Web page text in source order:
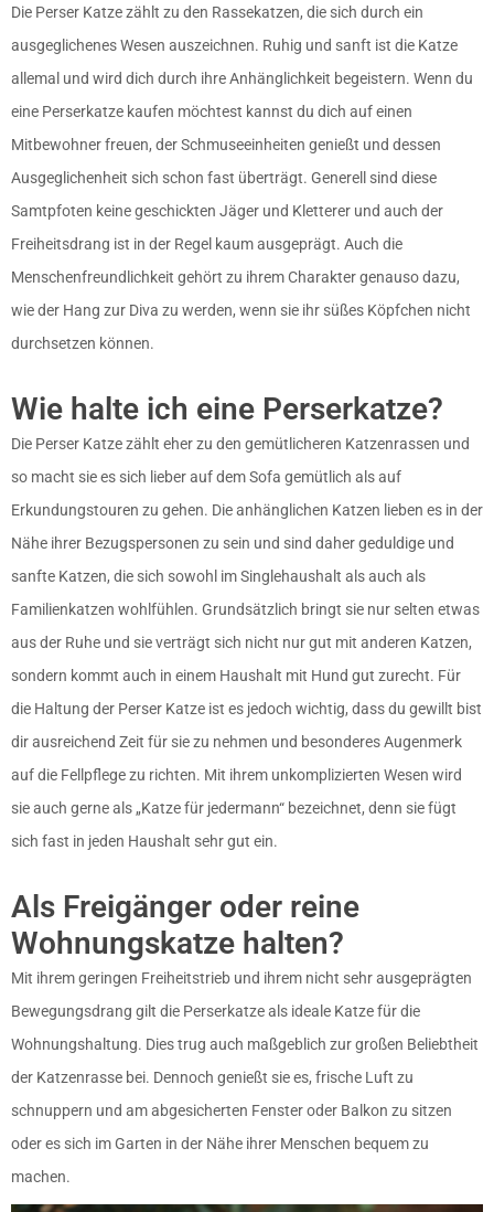
Die Perser Katze zählt zu den Rassekatzen, die sich durch ein
ausgeglichenes Wesen auszeichnen. Ruhig und sanft ist die Katze
allemal und wird dich durch ihre Anhänglichkeit begeistern. Wenn du
eine Perserkatze kaufen möchtest kannst du dich auf einen
Mitbewohner freuen, der Schmuseeinheiten genießt und dessen
Ausgeglichenheit sich schon fast überträgt. Generell sind diese
Samtpfoten keine geschickten Jäger und Kletterer und auch der
Freiheitsdrang ist in der Regel kaum ausgeprägt. Auch die
Menschenfreundlichkeit gehört zu ihrem Charakter genauso dazu,
wie der Hang zur Diva zu werden, wenn sie ihr süßes Köpfchen nicht
durchsetzen können.
Wie halte ich eine Perserkatze?
Die Perser Katze zählt eher zu den gemütlicheren Katzenrassen und
so macht sie es sich lieber auf dem Sofa gemütlich als auf
Erkundungstouren zu gehen. Die anhänglichen Katzen lieben es in der
Nähe ihrer Bezugspersonen zu sein und sind daher geduldige und
sanfte Katzen, die sich sowohl im Singlehaushalt als auch als
Familienkatzen wohlfühlen. Grundsätzlich bringt sie nur selten etwas
aus der Ruhe und sie verträgt sich nicht nur gut mit anderen Katzen,
sondern kommt auch in einem Haushalt mit Hund gut zurecht. Für
die Haltung der Perser Katze ist es jedoch wichtig, dass du gewillt bist
dir ausreichend Zeit für sie zu nehmen und besonderes Augenmerk
auf die Fellpflege zu richten. Mit ihrem unkomplizierten Wesen wird
sie auch gerne als „Katze für jedermann“ bezeichnet, denn sie fügt
sich fast in jeden Haushalt sehr gut ein.
Als Freigänger oder reine
Wohnungskatze halten?
Mit ihrem geringen Freiheitstrieb und ihrem nicht sehr ausgeprägten
Bewegungsdrang gilt die Perserkatze als ideale Katze für die
Wohnungshaltung. Dies trug auch maßgeblich zur großen Beliebtheit
der Katzenrasse bei. Dennoch genießt sie es, frische Luft zu
schnuppern und am abgesicherten Fenster oder Balkon zu sitzen
oder es sich im Garten in der Nähe ihrer Menschen bequem zu
machen.